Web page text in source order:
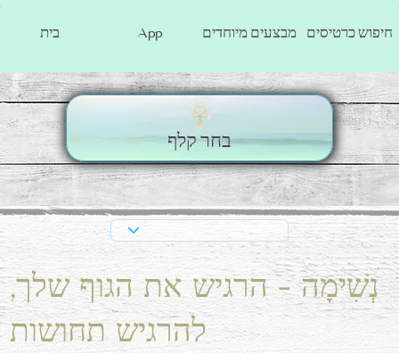
בית App מבצעים מיוחדים חיפוש כרטיסים
בחר קלף
נְשִׁימָה - הרגיש את הגוף שלך,
להרגיש תחושות